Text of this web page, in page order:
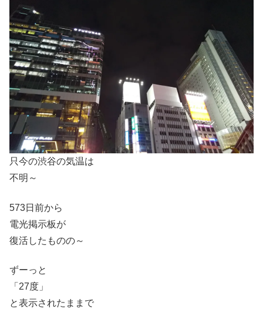
只今の渋谷の気温は
不明～
573日前から
電光掲示板が
復活したものの～
ずーっと
「27度」
と表示されたままで